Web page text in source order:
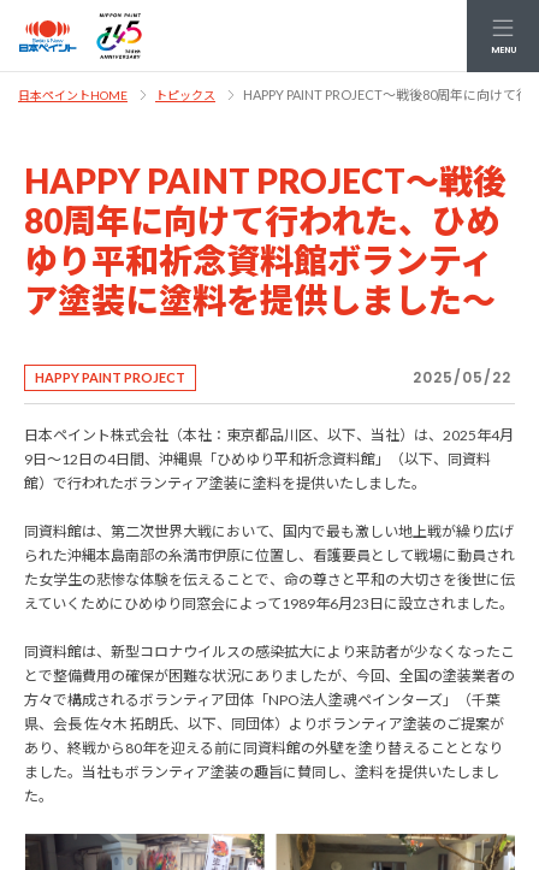
MENU
日本ペイントHOME トピックス HAPPY PAINT PROJECT～戦後80周年に向けて
HAPPY PAINT PROJECT～戦後
80周年に向けて行われた、ひめ
ゆり平和祈念資料館ボランティ
ア塗装に塗料を提供しました～
HAPPY PAINT PROJECT 2025/05/22
日本ペイント株式会社（本社：東京都品川区、以下、当社）は、2025年4月
9日～12日の4日間、沖縄県「ひめゆり平和祈念資料館」（以下、同資料
館）で行われたボランティア塗装に塗料を提供いたしました。
同資料館は、第二次世界大戦において、国内で最も激しい地上戦が繰り広げ
られた沖縄本島南部の糸満市伊原に位置し、看護要員として戦場に動員され
た女学生の悲惨な体験を伝えることで、命の尊さと平和の大切さを後世に伝
えていくためにひめゆり同窓会によって1989年6月23日に設立されました。
同資料館は、新型コロナウイルスの感染拡大により来訪者が少なくなったこ
とで整備費用の確保が困難な状況にありましたが、今回、全国の塗装業者の
方々で構成されるボランティア団体「NPO法人塗魂ペインターズ」（千葉
県、会長 佐々木 拓朗氏、以下、同団体）よりボランティア塗装のご提案が
あり、終戦から80年を迎える前に同資料館の外壁を塗り替えることとなり
ました。当社もボランティア塗装の趣旨に賛同し、塗料を提供いたしまし
た。